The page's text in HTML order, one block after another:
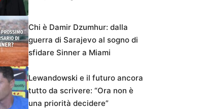
Chi è Damir Dzumhur: dalla
guerra di Sarajevo al sogno di
sfidare Sinner a Miami
Lewandowski e il futuro ancora
tutto da scrivere: “Ora non è
una priorità decidere”